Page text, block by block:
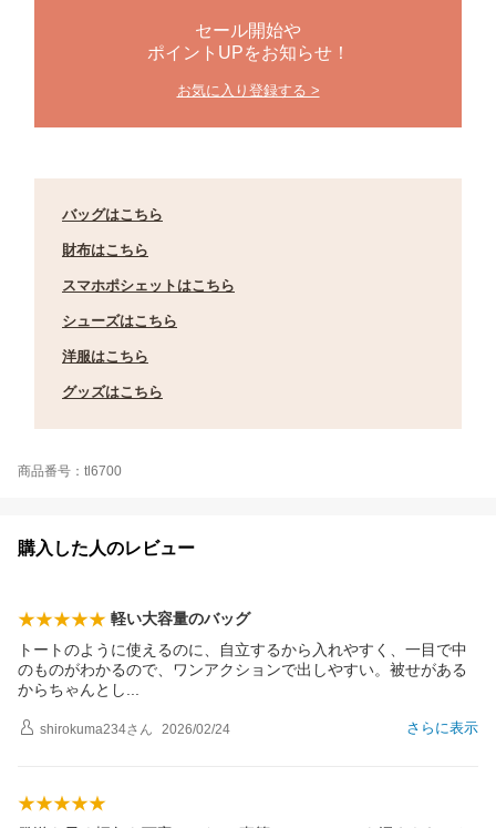
セール開始や
ポイントUPをお知らせ！
お気に入り登録する >
バッグはこちら
財布はこちら
スマホポシェットはこちら
シューズはこちら
洋服はこちら
グッズはこちら
商品番号：tl6700
購入した人のレビュー
軽い大容量のバッグ
トートのように使えるのに、自立するから入れやすく、一目で中
のものがわかるので、ワンアクションで出しやすい。被せがある
からちゃんと し
さらに表示
shirokuma234さん 2026/02/24